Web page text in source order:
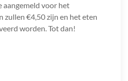
aangemeld voor het
zullen €4,50 zijn en het eten
worden. Tot dan!